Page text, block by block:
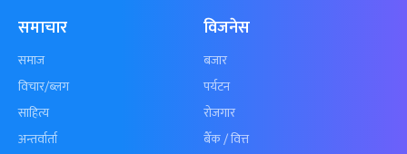
समाचार
समाज
विचार/ब्लग
साहित्य
अन्तर्वार्ता
विजनेस
बजार
पर्यटन
रोजगार
बैँक / वित्त